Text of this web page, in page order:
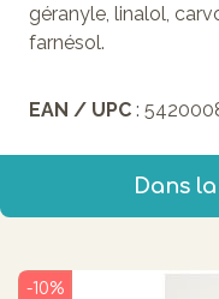
géranyle, linalol,
farnésol.
EAN / UPC :
Dans
-10%